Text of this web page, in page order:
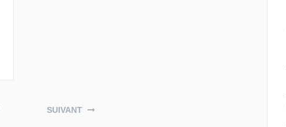
SUIVANT